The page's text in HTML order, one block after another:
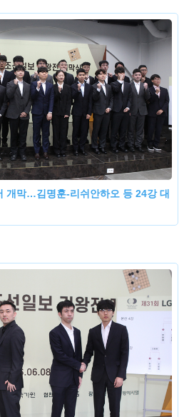
개막…김명훈-리쉬안하오 등 24강 대